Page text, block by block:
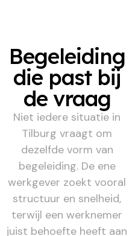
Begeleiding
die past bij
de vraag
Niet iedere situatie in
Tilburg vraagt om
dezelfde vorm van
begeleiding. De ene
werkgever zoekt vooral
structuur en snelheid,
terwijl een werknemer
juist behoefte heeft aan